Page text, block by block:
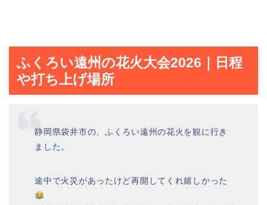
ふくろい遠州の花火大会2026｜日程
や打ち上げ場所
静岡県袋井市の、ふくろい遠州の花火を観に行き
ました。
途中で火災があったけど再開してくれ嬉しかった